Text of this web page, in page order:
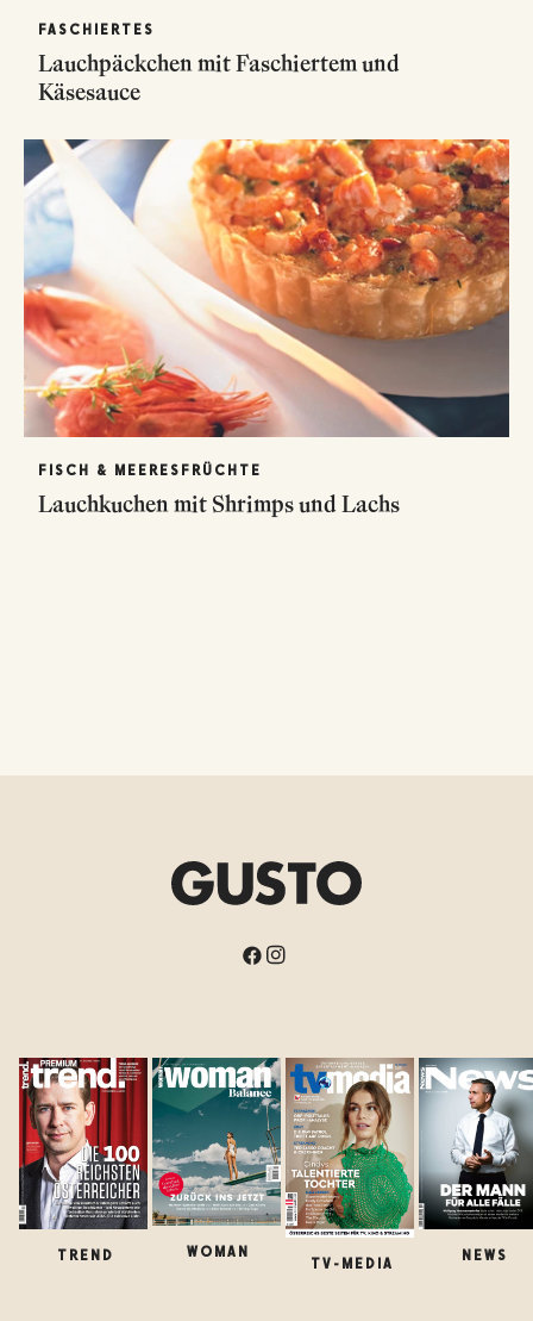
FASCHIERTES
Lauchpäckchen mit Faschiertem und
Käsesauce
FISCH & MEERESFRÜCHTE
Lauchkuchen mit Shrimps und Lachs
TREND WOMAN
TV-MEDIA
NEWS